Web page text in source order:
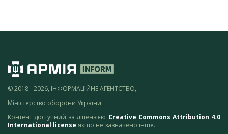
© 2018 - 2026, ІНФОРМАЦІЙНЕ АГЕНТСТВО,
Міністерство оборони України
Контент доступний за ліцензією Creative Commons Attribution 4.0
International license якщо не зазначено інше.